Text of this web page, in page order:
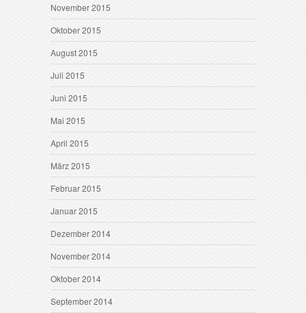
November 2015
Oktober 2015
August 2015
Juli 2015
Juni 2015
Mai 2015
April 2015
März 2015
Februar 2015
Januar 2015
Dezember 2014
November 2014
Oktober 2014
September 2014